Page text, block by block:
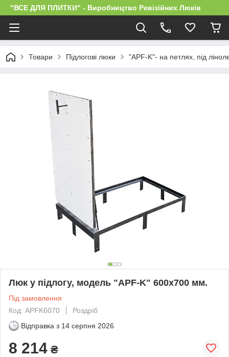
"ВСЕ ДЛЯ ПЛИТКИ" - Виробництво Ревізійних Люків
Товари Підлогові люки "APF-K"- на петлях, під
Люк у підлогу, модель "APF-K" 600х700 мм.
Під замовлення
Код: APFK6070
Роздріб
Відправка з 14 серпня 2026
8 214 ₴